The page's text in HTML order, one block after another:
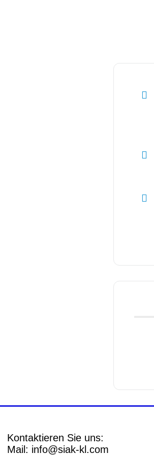
Kontaktieren Sie uns:
Mail: info@siak-kl.com